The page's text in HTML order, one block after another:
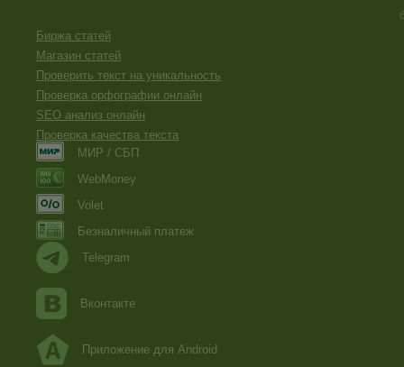
Биржа статей
Магазин статей
Проверить текст на уникальность
Проверка орфографии онлайн
SEO анализ онлайн
Проверка качества текста
МИР / СБП
WebMoney
Volet
Безналичный платеж
Telegram
Вконтакте
Приложение для Android